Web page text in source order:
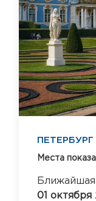
Места
Ближайшая
01 октября